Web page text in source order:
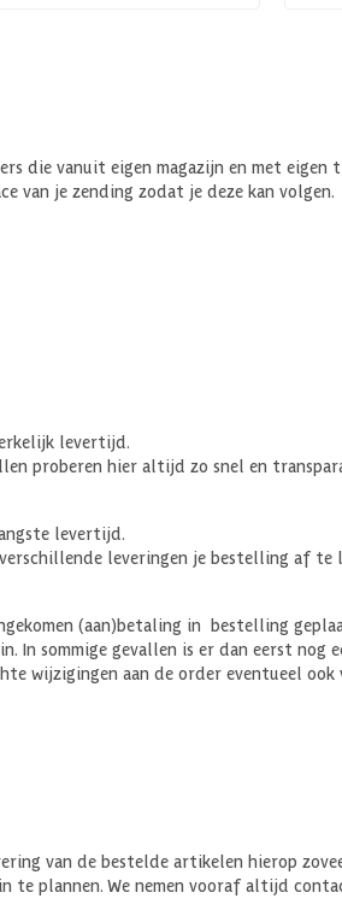
die vanuit eigen magazijn en met eigen
van je zending zodat je deze kan volgen.
levertijd.
proberen hier altijd zo snel en
levertijd.
leveringen je bestelling af te
(aan)betaling in bestelling
In sommige gevallen is er dan eerst
wijzigingen aan de order eventueel
van de bestelde artikelen hierop
te plannen. We nemen vooraf altijd